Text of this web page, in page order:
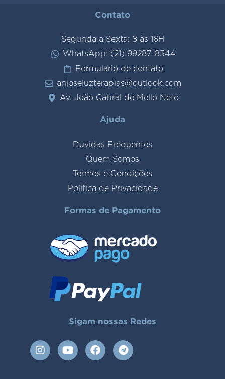
Contato
Segunda a Sexta: 8 às 16H
WhatsApp: (21) 99287-8344
Formulario de contato
anjoseluzterapias@outlook.com
Av. João Cabral de Mello Neto
Ajuda
Duvidas Frequentes
Quem Somos
Termos e Condições
Politica de Privacidade
Formas de Pagamento
Sigam nossas Redes
I
n
Y
o
F
a
T
e